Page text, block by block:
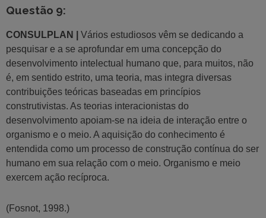
Questão 9:
CONSULPLAN |
Vários estudiosos vêm se dedicando a
pesquisar e a se aprofundar em uma concepção do
desenvolvimento intelectual humano que, para muitos, não
é, em sentido estrito, uma teoria, mas integra diversas
contribuições teóricas baseadas em princípios
construtivistas. As teorias interacionistas do
desenvolvimento apoiam-se na ideia de interação entre o
organismo e o meio. A aquisição do conhecimento é
entendida como um processo de construção contínua do ser
humano em sua relação com o meio. Organismo e meio
exercem ação recíproca.
(Fosnot, 1998.)